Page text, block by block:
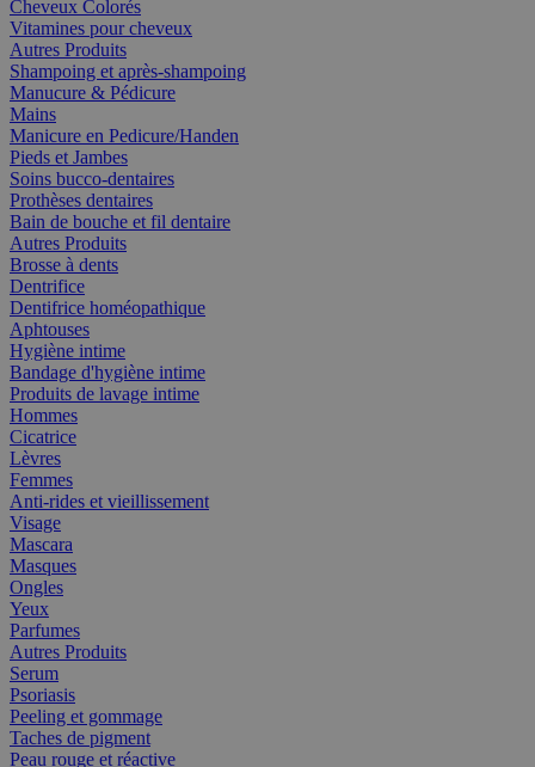
Cheveux Colorés
Vitamines pour cheveux
Autres Produits
Shampoing et après-shampoing
Manucure & Pédicure
Mains
Manicure en Pedicure/Handen
Pieds et Jambes
Soins bucco-dentaires
Prothèses dentaires
Bain de bouche et fil dentaire
Autres Produits
Brosse à dents
Dentrifice
Dentifrice homéopathique
Aphtouses
Hygiène intime
Bandage d'hygiène intime
Produits de lavage intime
Hommes
Cicatrice
Lèvres
Femmes
Anti-rides et vieillissement
Visage
Mascara
Masques
Ongles
Yeux
Parfumes
Autres Produits
Serum
Psoriasis
Peeling et gommage
Taches de pigment
Peau rouge et réactive